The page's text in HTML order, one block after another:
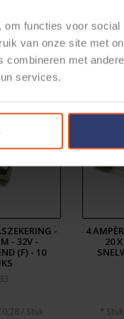
functies voor social
van onze site met
met
services.
-
- 32V -
(F) - 10
/ Stuk
4
20
*